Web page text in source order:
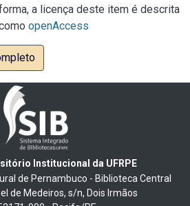
a licença deste item é descrita
openAccess
Institucional da UFRPE
de Pernambuco - Biblioteca Central
de Medeiros, s/n, Dois Irmãos